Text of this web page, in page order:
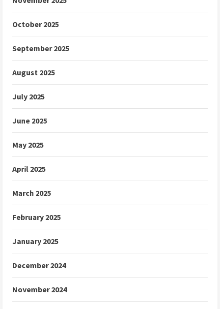
October 2025
September 2025
August 2025
July 2025
June 2025
May 2025
April 2025
March 2025
February 2025
January 2025
December 2024
November 2024